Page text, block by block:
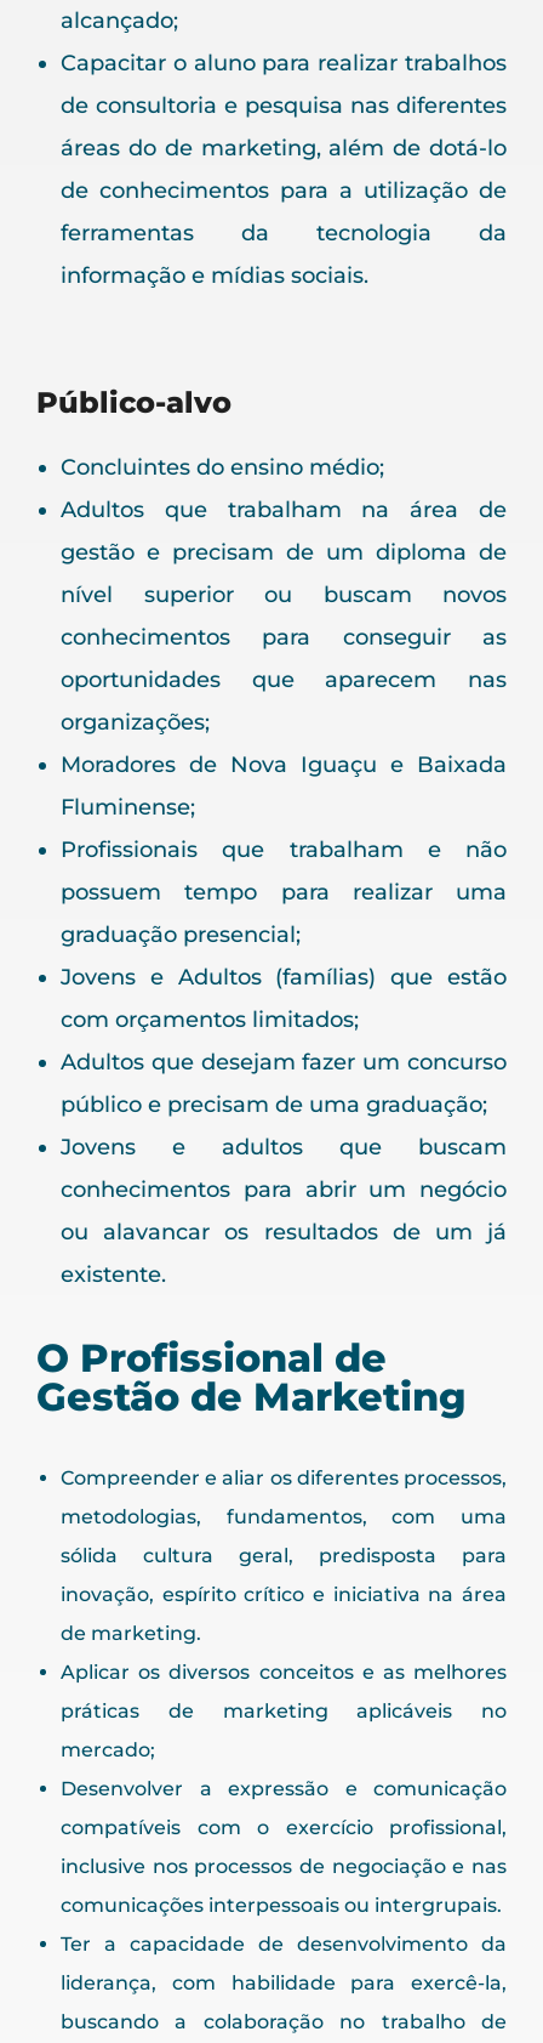
alcançado;
Capacitar o aluno para realizar trabalhos
de consultoria e pesquisa nas diferentes
áreas do de marketing, além de dotá-lo
de conhecimentos para a utilização de
ferramentas da tecnologia da
informação e mídias sociais.
Público-alvo
Concluintes do ensino médio;
Adultos que trabalham na área de
gestão e precisam de um diploma de
nível superior ou buscam novos
conhecimentos para conseguir as
oportunidades que aparecem nas
organizações;
Moradores de Nova Iguaçu e Baixada
Fluminense;
Profissionais que trabalham e não
possuem tempo para realizar uma
graduação presencial;
Jovens e Adultos (famílias) que estão
com orçamentos limitados;
Adultos que desejam fazer um concurso
público e precisam de uma graduação;
Jovens e adultos que buscam
conhecimentos para abrir um negócio
ou alavancar os resultados de um já
existente.
O Profissional de
Gestão de Marketing
Compreender e aliar os diferentes processos,
metodologias, fundamentos, com uma
sólida cultura geral, predisposta para
inovação, espírito crítico e iniciativa na área
de marketing.
Aplicar os diversos conceitos e as melhores
práticas de marketing aplicáveis no
mercado;
Desenvolver a expressão e comunicação
compatíveis com o exercício profissional,
inclusive nos processos de negociação e nas
comunicações interpessoais ou intergrupais.
Ter a capacidade de desenvolvimento da
liderança, com habilidade para exercê-la,
buscando a colaboração no trabalho de